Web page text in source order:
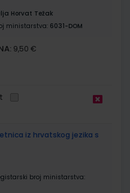
Horvat Težak
ministarstva: 6031-DOM
9,50 €
iz hrvatskog jezika s
broj ministarstva: